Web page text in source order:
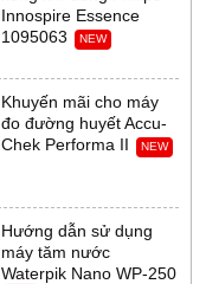
Innospire Essence
1095063
NEW
Khuyến mãi cho máy
đo đường huyết Accu-
Chek Performa II
NEW
Hướng dẫn sử dụng
máy tăm nước
Waterpik Nano WP-250